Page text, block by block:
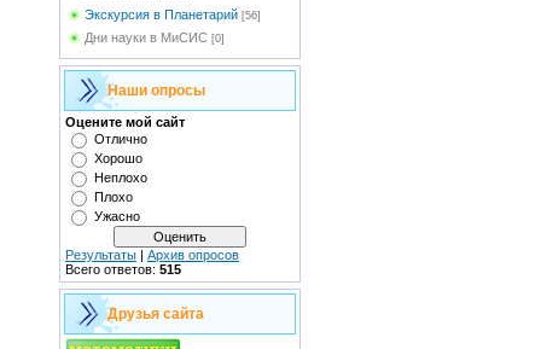
Экскурсия в Планетарий [56]
Дни науки в МиСИС [0]
Наши опросы
Оцените мой сайт
Отлично
Хорошо
Неплохо
Плохо
Ужасно
Результаты | Архив опросов
Всего ответов: 515
Друзья сайта